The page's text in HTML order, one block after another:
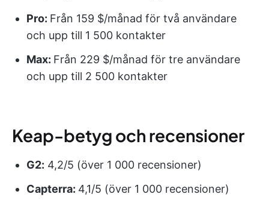
Pro: Från 159 $/månad för två användare
och upp till 1 500 kontakter
Max: Från 229 $/månad för tre användare
och upp till 2 500 kontakter
Keap-betyg och recensioner
G2: 4,2/5 (över 1 000 recensioner)
Capterra: 4,1/5 (över 1 000 recensioner)